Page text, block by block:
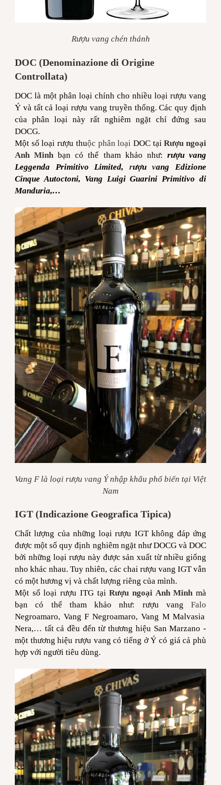
Rượu vang chén thánh
DOC (Denominazione di Origine
Controllata)
DOC là một phân loại chính cho nhiều loại rượu vang
Ý và tất cả loại rượu vang truyền thống. Các quy định
của phân loại này rất nghiêm ngặt chỉ đứng sau
DOCG.
Một số loại rượu thuộc phân loại DOC tạiRượu ngoại
Anh Minhbạn có thể tham khảo như: rượu vang
Leggenda Primitivo Limited, rượuvang Edizione
Cinque Autoctoni, Vang Luigi Guarini Primitivo di
Manduria,…
Vang F là loại rượu vang Ý nhập khẩu phổ biến tại Việt
Nam
IGT (Indicazione Geografica Tipica)
Chất lượng của những loại rượu IGT không đáp ứng
được một số quy định nghiêm ngặt như DOCG và DOC
bởi những loại rượu này được sản xuất từ nhiều giống
nho khác nhau. Tuy nhiên, các chai rượu vang IGT vẫn
có một hương vị và chất lượng riêng của mình.
Một số loại rượu ITG tạiRượu ngoại Anh Minhmà
bạn có thể tham khảo như: rượu vang Falo
Negroamaro, Vang F Negroamaro, Vang M Malvasia
Nera,… tất cả đều đến từ thương hiệu San Marzano -
một thương hiệu rượu vang có tiếng ở Ý có giá cả phù
hợp với người tiêu dùng.